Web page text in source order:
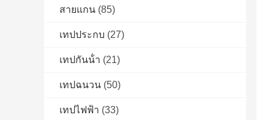
สายแกน (85)
เทปประกบ (27)
เทปกันน้ํา (21)
เทปฉนวน (50)
เทปไฟฟ้า (33)